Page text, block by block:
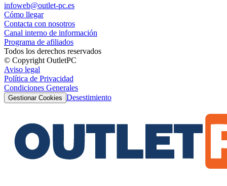
infoweb@outlet-pc.es
Cómo llegar
Contacta con nosotros
Canal interno de información
Programa de afiliados
Todos los derechos reservados
© Copyright OutletPC
Aviso legal
Política de Privacidad
Condiciones Generales
Gestionar Cookies Desestimiento